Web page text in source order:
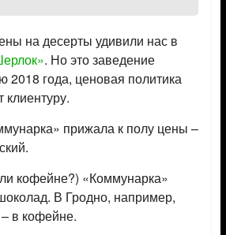
на десерты удивили нас в
. Но это заведение
2018 года, ценовая политика
клиентуру.
прижала к полу цены –
кофейне?) «Коммунарка»
В Гродно, например,
в кофейне.